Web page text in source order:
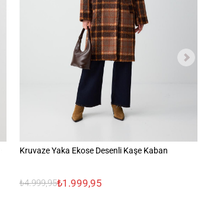
Kruvaze Yaka Ekose Desenli Kaşe Kaban
₺4.999,95₺1.999,95